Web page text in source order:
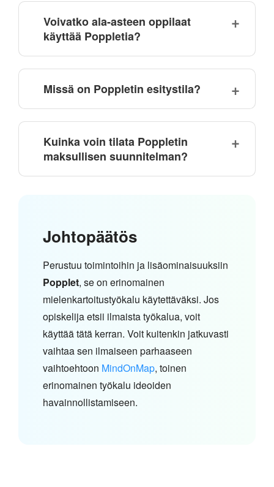
Voivatko ala-asteen oppilaat
käyttää Poppletia?
Missä on Poppletin esitystila?
Kuinka voin tilata Poppletin
maksullisen suunnitelman?
Johtopäätös
Perustuu toimintoihin ja lisäominaisuuksiin
Popplet, se on erinomainen
mielenkartoitustyökalu käytettäväksi. Jos
opiskelija etsii ilmaista työkalua, voit
käyttää tätä kerran. Voit kuitenkin jatkuvasti
vaihtaa sen ilmaiseen parhaaseen
vaihtoehtoon MindOnMap, toinen
erinomainen työkalu ideoiden
havainnollistamiseen.